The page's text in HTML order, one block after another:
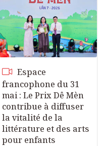
Espace
francophone du 31
mai : Le Prix Dê Mèn
contribue à diffuser
la vitalité de la
littérature et des arts
pour enfants